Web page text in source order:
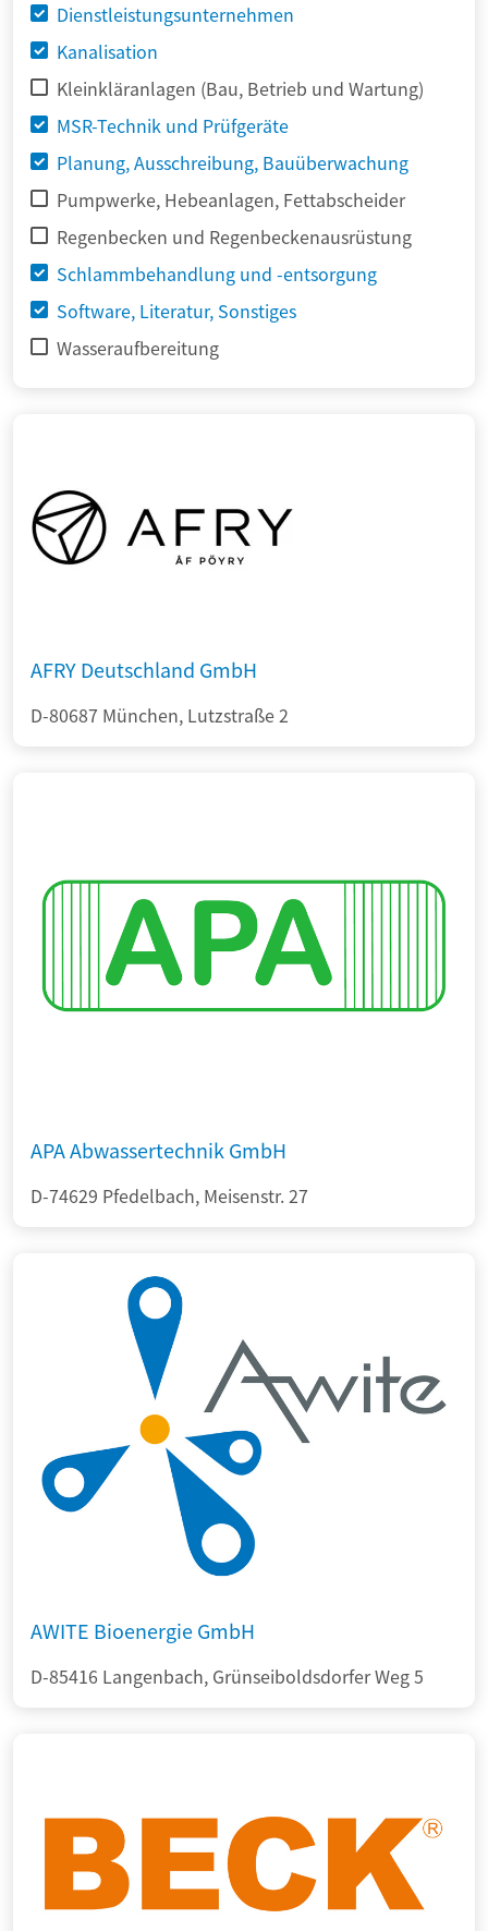
Dienstleistungsunternehmen
Kanalisation
Kleinkläranlagen (Bau, Betrieb und Wartung)
MSR-Technik und Prüfgeräte
Planung, Ausschreibung, Bauüberwachung
Pumpwerke, Hebeanlagen, Fettabscheider
Regenbecken und Regenbeckenausrüstung
Schlammbehandlung und -entsorgung
Software, Literatur, Sonstiges
Wasseraufbereitung
AFRY Deutschland GmbH
D-80687 München, Lutzstraße 2
APA Abwassertechnik GmbH
D-74629 Pfedelbach, Meisenstr. 27
AWITE Bioenergie GmbH
D-85416 Langenbach, Grünseiboldsdorfer Weg 5